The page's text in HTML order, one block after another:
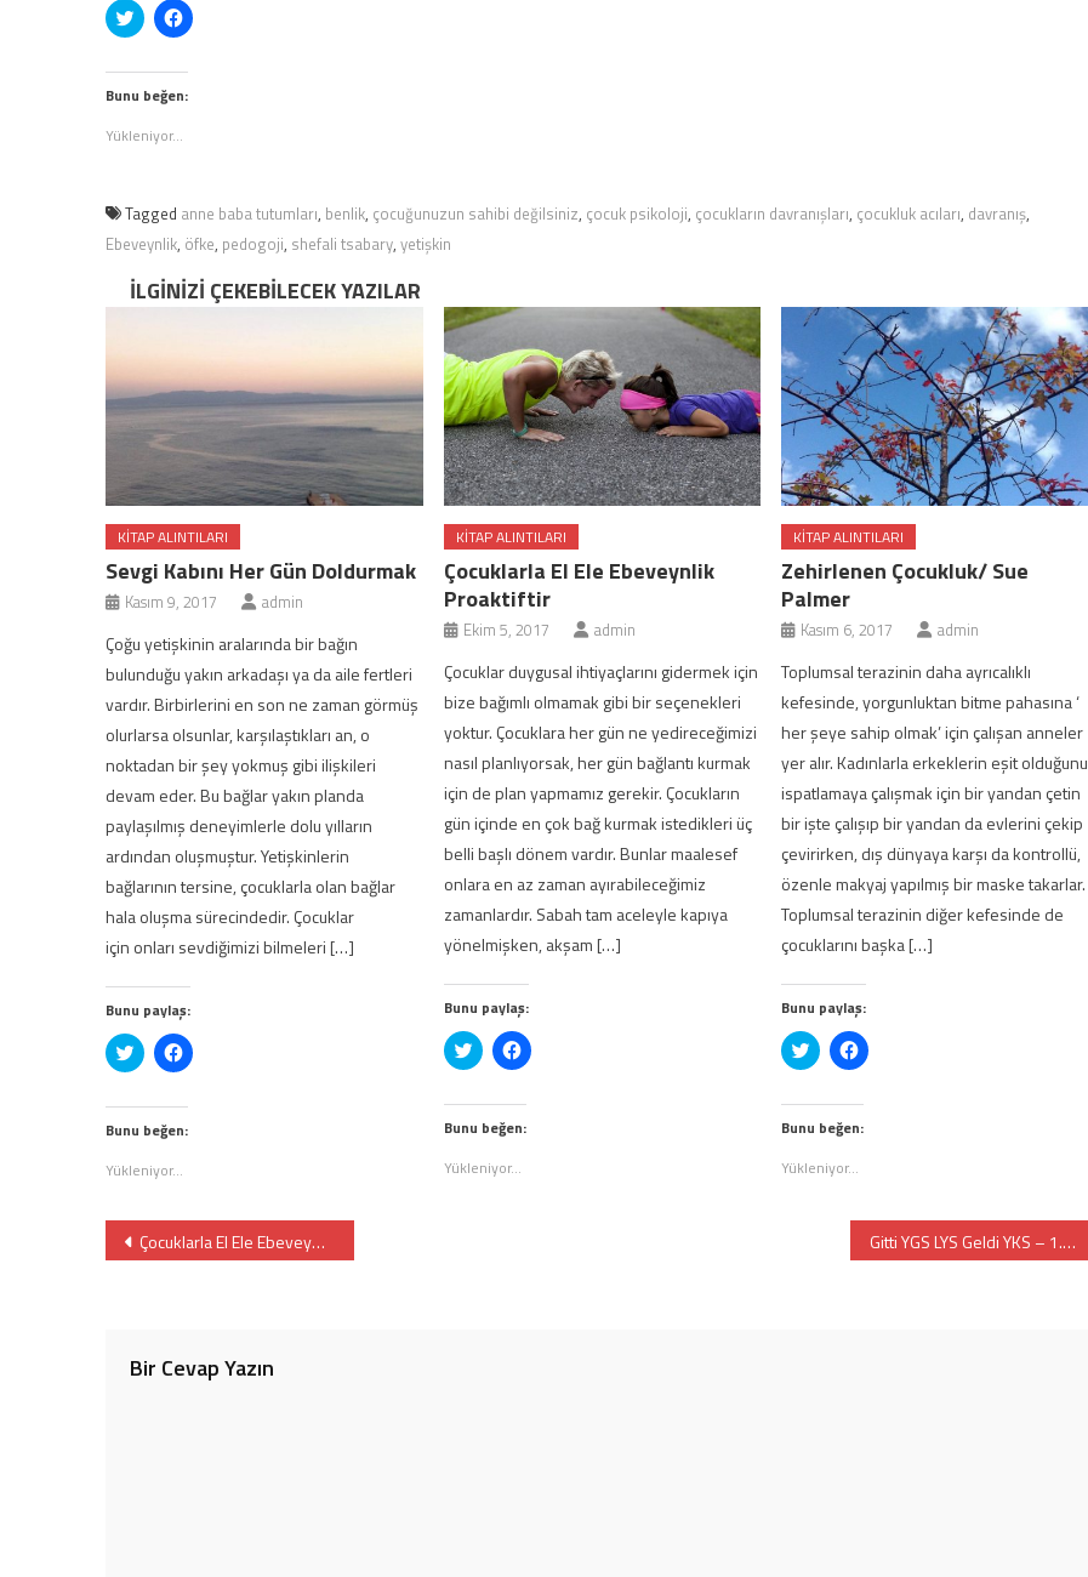
Twitter
üzerinde
tıklayın
(Yeni
pencerede
Facebook'ta
paylaşmak
(Yeni
pencerede
Bunu beğen:
Yükleniyor...
Tagged anne baba tutumları, benlik, çocuğunuzun sahibi değilsiniz, çocuk psikoloji, çocukların davranışları, çocukluk acıları, davranış,
Ebeveynlik, öfke, pedogoji, shefali tsabary, yetişkin
İLGINIZI ÇEKEBILECEK YAZILAR
KITAP ALINTILARI
Sevgi Kabını Her Gün Doldurmak
Kasım 9, 2017 admin
Çoğu yetişkinin aralarında bir bağın
bulunduğu yakın arkadaşı ya da aile fertleri
vardır. Birbirlerini en son ne zaman görmüş
olurlarsa olsunlar, karşılaştıkları an, o
noktadan bir şey yokmuş gibi ilişkileri
devam eder. Bu bağlar yakın planda
paylaşılmış deneyimlerle dolu yılların
ardından oluşmuştur. Yetişkinlerin
bağlarının tersine, çocuklarla olan bağlar
hala oluşma sürecindedir. Çocuklar
için onları sevdiğimizi bilmeleri […]
Bunu paylaş:
Twitter
üzerinde
tıklayın
(Yeni
pencerede
Facebook'ta
paylaşmak
(Yeni
pencerede
Bunu beğen:
Yükleniyor...
KITAP ALINTILARI
Çocuklarla El Ele Ebeveynlik
Proaktiftir
Ekim 5, 2017 admin
Çocuklar duygusal ihtiyaçlarını gidermek için
bize bağımlı olmamak gibi bir seçenekleri
yoktur. Çocuklara her gün ne yedireceğimizi
nasıl planlıyorsak, her gün bağlantı kurmak
için de plan yapmamız gerekir. Çocukların
gün içinde en çok bağ kurmak istedikleri üç
belli başlı dönem vardır. Bunlar maalesef
onlara en az zaman ayırabileceğimiz
zamanlardır. Sabah tam aceleyle kapıya
yönelmişken, akşam […]
Bunu paylaş:
Twitter
üzerinde
tıklayın
(Yeni
pencerede
Facebook'ta
paylaşmak
(Yeni
pencerede
Bunu beğen:
Yükleniyor...
KITAP ALINTILARI
Zehirlenen Çocukluk/ Sue
Palmer
Kasım 6, 2017 admin
Toplumsal terazinin daha ayrıcalıklı
kefesinde, yorgunluktan bitme pahasına ‘
her şeye sahip olmak’ için çalışan anneler
yer alır. Kadınlarla erkeklerin eşit olduğunu
ispatlamaya çalışmak için bir yandan çetin
bir işte çalışıp bir yandan da evlerini çekip
çevirirken, dış dünyaya karşı da kontrollü,
özenle makyaj yapılmış bir maske takarlar.
Toplumsal terazinin diğer kefesinde de
çocuklarını başka […]
Bunu paylaş:
Twitter
üzerinde
tıklayın
(Yeni
pencerede
Facebook'ta
paylaşmak
(Yeni
pencerede
Bunu beğen:
Yükleniyor...
Yazı
Çocuklarla El Ele Ebeveynlik Proaktiftir Gitti YGS LYS Geldi YKS – 1.Bölüm
Bir Cevap Yazın